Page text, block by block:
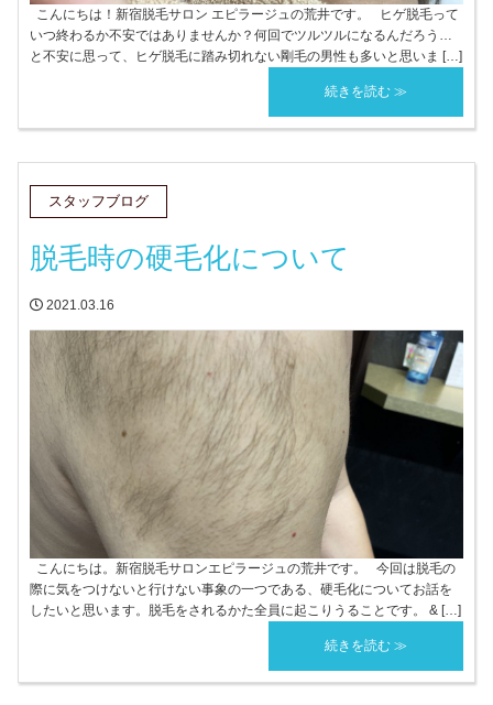
こんにちは！新宿脱毛サロン エピラージュの荒井です。 ヒゲ脱毛って
いつ終わるか不安ではありませんか？何回でツルツルになるんだろう…
と不安に思って、ヒゲ脱毛に踏み切れない剛毛の男性も多いと思いま […]
続きを読む ≫
スタッフブログ
脱毛時の硬毛化について
2021.03.16
こんにちは。新宿脱毛サロンエピラージュの荒井です。 今回は脱毛の
際に気をつけないと行けない事象の一つである、硬毛化についてお話を
したいと思います。脱毛をされるかた全員に起こりうることです。 & […]
続きを読む ≫